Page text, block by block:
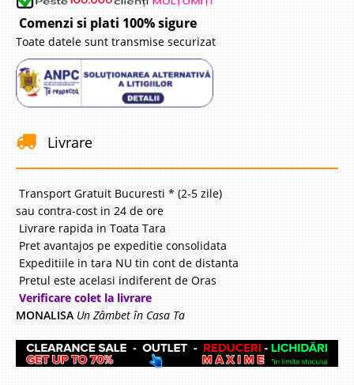
Comenzi si plati 100% sigure
Toate datele sunt transmise securizat
Livrare
Transport Gratuit Bucuresti * (2-5 zile)
sau contra-cost in 24 de ore
Livrare rapida in Toata Tara
Pret avantajos pe expeditie consolidata
Expeditiile in tara NU tin cont de distanta
Pretul este acelasi indiferent de Oras
Verificare colet la livrare
MONALISA Un Zâmbet în Casa Ta